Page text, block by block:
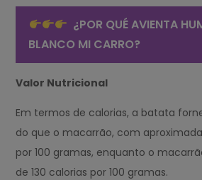
¿POR QUÉ AVIENTA
BLANCO MI CARRO?
Valor Nutricional
Em termos de calorias, a batata
do que o macarrão, com
por 100 gramas, enquanto o
de 130 calorias por 100 gramas.